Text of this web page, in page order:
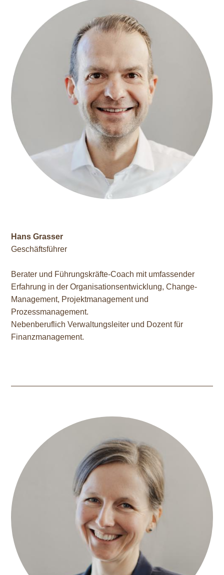
Hans Grasser
Geschäftsführer
Berater und Führungskräfte-Coach mit umfassender
Erfahrung in der Organisationsentwicklung, Change-
Management, Projektmanagement und
Prozessmanagement.
Nebenberuflich Verwaltungsleiter und Dozent für
Finanzmanagement.